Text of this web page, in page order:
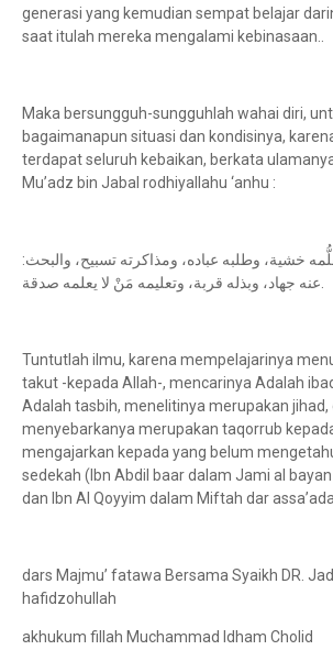
generasi yang kemudian sempat belajar
saat itulah mereka mengalami kebinasaan..
Maka bersungguh-sungguhlah wahai diri,
bagaimanapun situasi dan kondisinya,
terdapat seluruh kebaikan, berkata
Mu’adz bin Jabal rodhiyallahu ‘anhu :
:تعلَّمُوا العلم، فإن تعلُّمه خشية، وطلبه عباده، ومذاكرته تسبيح، والبحث
Tuntutlah ilmu, karena mempelajarinya
takut -kepada Allah-, mencarinya Adalah
Adalah tasbih, menelitinya merupakan jihad,
menyebarkanya merupakan taqorrub
mengajarkan kepada yang belum
sedekah (Ibn Abdil baar dalam Jami al
dan Ibn Al Qoyyim dalam Miftah dar
dars Majmu’ fatawa Bersama Syaikh DR.
hafidzohullah
akhukum fillah Muchammad Idham Cholid